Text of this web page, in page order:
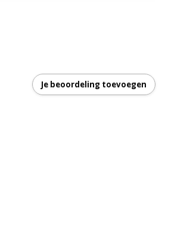
Je beoordeling toevoegen